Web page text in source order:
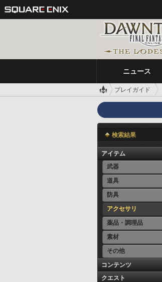
ニュース
プレイガイド
検索結果
アイテム
武器
道具
防具
アクセサリ
薬品・調理品
素材
その他
コンテンツ
クエスト